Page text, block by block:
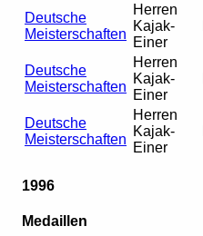
Deutsche
Meisterschaften
Herren
Kajak-
Einer
Deutsche
Meisterschaften
Herren
Kajak-
Einer
Deutsche
Meisterschaften
Herren
Kajak-
Einer
1996
Medaillen